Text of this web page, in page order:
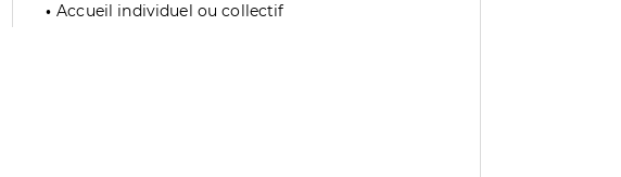
Accueil individuel ou collectif